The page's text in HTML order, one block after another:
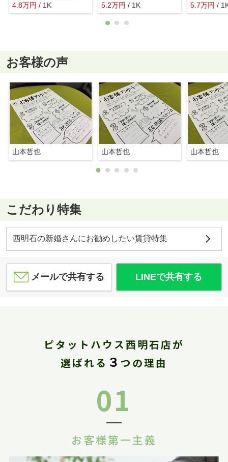
4.8万円 / 1K
5.2万円 / 1K
5.7万円 /
お客様の声
山本哲也 山本哲也 山本哲也
こだわり特集
西明石の新婚さんにお勧めしたい賃貸特集
メールで共有する LINEで共有する
ピタットハウス西明石店が
選ばれる ３ つの理由
01
お客様第一主義